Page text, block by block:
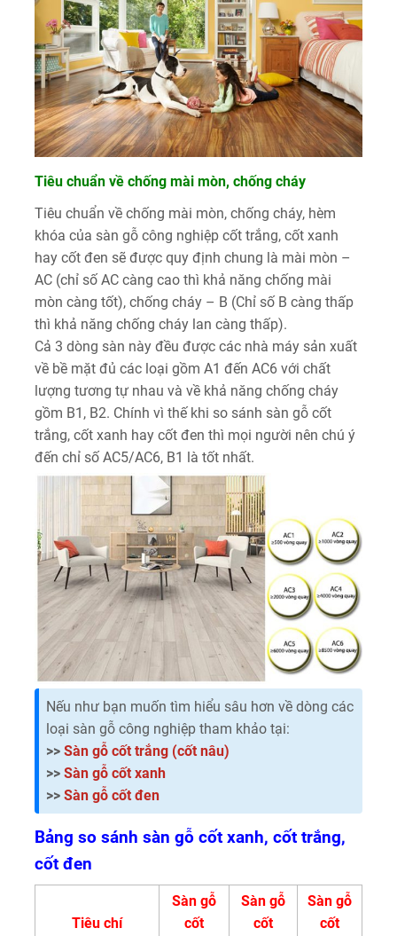
Tiêu chuẩn về chống mài mòn, chống cháy
Tiêu chuẩn về chống mài mòn, chống cháy, hèm
khóa của sàn gỗ công nghiệp cốt trắng, cốt xanh
hay cốt đen sẽ được quy định chung là mài mòn –
AC (chỉ số AC càng cao thì khả năng chống mài
mòn càng tốt), chống cháy – B (Chỉ số B càng thấp
thì khả năng chống cháy lan càng thấp).
Cả 3 dòng sàn này đều được các nhà máy sản xuất
về bề mặt đủ các loại gồm A1 đến AC6 với chất
lượng tương tự nhau và về khả năng chống cháy
gồm B1, B2. Chính vì thế khi so sánh sàn gỗ cốt
trắng, cốt xanh hay cốt đen thì mọi người nên chú ý
đến chỉ số AC5/AC6, B1 là tốt nhất.
Nếu như bạn muốn tìm hiểu sâu hơn về dòng các
loại sàn gỗ công nghiệp tham khảo tại:
>> Sàn gỗ cốt trắng (cốt nâu)
>> Sàn gỗ cốt xanh
>> Sàn gỗ cốt đen
Bảng so sánh sàn gỗ cốt xanh, cốt trắng,
cốt đen
Tiêu chí
Sàn gỗ
cốt
Sàn gỗ
cốt
Sàn gỗ
cốt